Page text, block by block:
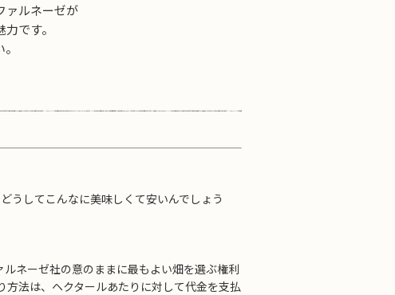
ァルネーゼが
です。
うしてこんなに美味しくて安いんでしょう
ネーゼ社の意のままに最もよい畑を選ぶ権利
法は、ヘクタールあたりに対して代金を支払